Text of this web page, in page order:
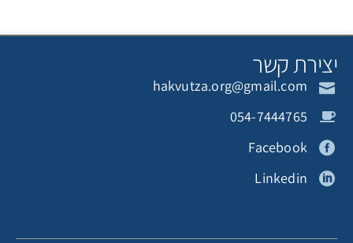
קשר
hakvutza.org@gmail.com
054-7444765
Facebook
Linkedin